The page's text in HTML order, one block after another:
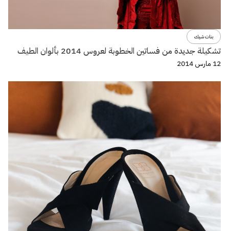
بنات شيك
تشكيلة جديدة من فساتين الخطوبة لعروس 2014 بألوان الطيف
12 مارس 2014